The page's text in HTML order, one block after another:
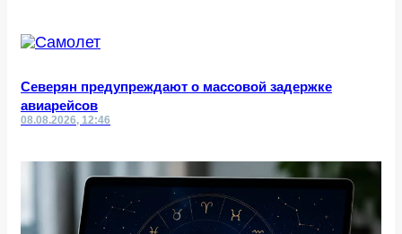
Северян предупреждают о массовой задержке
авиарейсов
08.08.2026, 12:46